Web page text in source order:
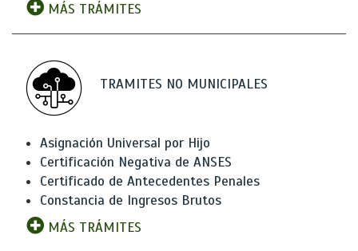
MÁS TRÁMITES
TRAMITES NO MUNICIPALES
Asignación Universal por Hijo
Certificación Negativa de ANSES
Certificado de Antecedentes Penales
Constancia de Ingresos Brutos
MÁS TRÁMITES